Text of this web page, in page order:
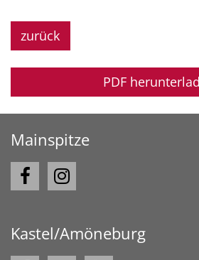
zurück
PDF
Mainspitze
Kastel/Amöneburg